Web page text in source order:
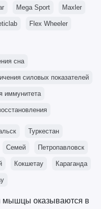
Mega Sport Maxler
Flex Wheeler
сна
силовых показателей
иммунитета
Туркестан
Семей Петропавловск
Кокшетау Караганда
мышцы оказываются в